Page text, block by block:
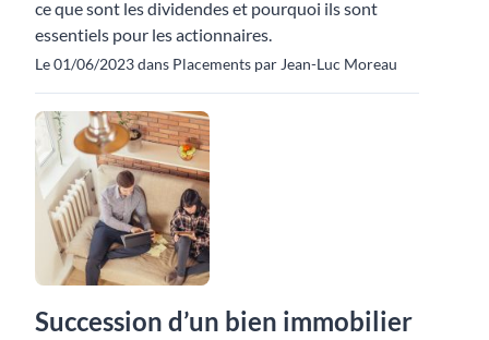
ce que sont les dividendes et pourquoi ils sont
essentiels pour les actionnaires.
Le 01/06/2023 dans Placements par Jean-Luc Moreau
Succession d’un bien immobilier